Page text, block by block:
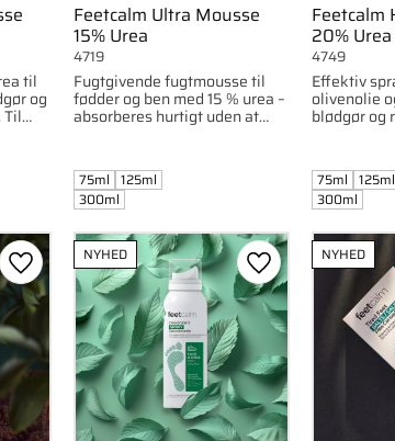
til
og
Til
Feetcalm Ultra Mousse
15% Urea
Fugtgivende fugtmousse til
fødder og ben med 15 % urea –
absorberes hurtigt uden at
4719
75ml 125ml
300ml
Feetcalm
20% Urea
Effektiv
olivenolie
blødgør og
4749
75ml 125ml
300ml
Gem som favorit
NYHED
Gem som favorit
NYHED